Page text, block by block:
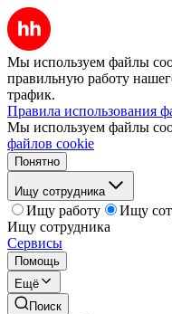
Мы используем файлы
правильную работу
трафик.
Правила использования
Мы используем файлы
файлов cookie
Понятно
Ищу сотрудника
Ищу работу
Ищу
Ищу сотрудника
Сервисы
Помощь
Ещё
Поиск